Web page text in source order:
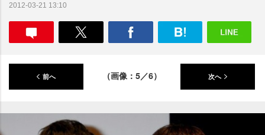
2012-03-21 13:10
前へ （画像：5／6） 次へ